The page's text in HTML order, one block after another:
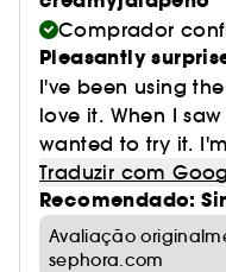
Comprador
Pleasantly
I've been using
love it. When I
wanted to try it.
Traduzir com
Recomendado:
Avaliação
sephora.com